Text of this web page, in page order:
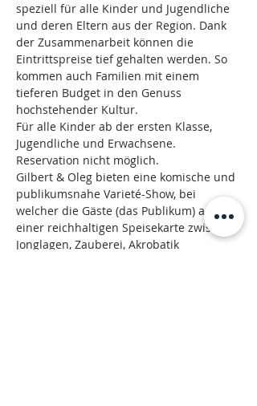
speziell für alle Kinder und Jugendliche
und deren Eltern aus der Region. Dank
der Zusammenarbeit können die
Eintrittspreise tief gehalten werden. So
kommen auch Familien mit einem
tieferen Budget in den Genuss
hochstehender Kultur.
Für alle Kinder ab der ersten Klasse,
Jugendliche und Erwachsene.
Reservation nicht möglich.
Gilbert & Oleg bieten eine komische und
publikumsnahe Varieté-Show, bei
welcher die Gäste (das Publikum) aus
einer reichhaltigen Speisekarte zwischen
Jonglagen, Zauberei, Akrobatik